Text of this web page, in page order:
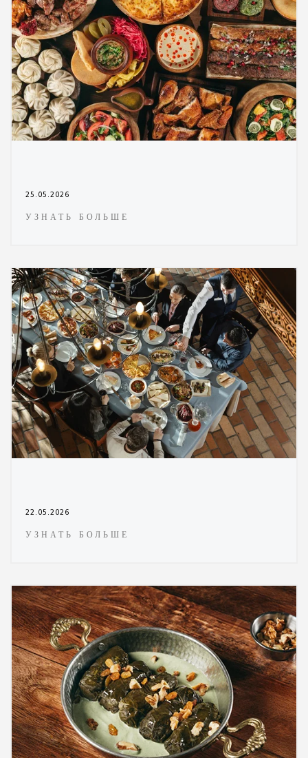
25.05.2026
УЗНАТЬ БОЛЬШЕ
22.05.2026
УЗНАТЬ БОЛЬШЕ